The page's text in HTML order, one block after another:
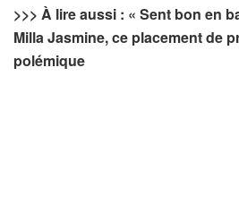
>>> À lire aussi : « Sent bon en
Milla Jasmine, ce placement de
polémique